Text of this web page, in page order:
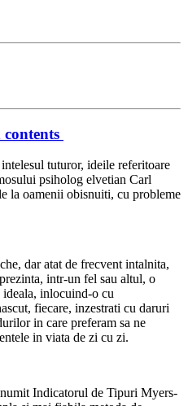
tuturor, ideile referitoare
psiholog elvetian Carl
la oamenii obisnuiti, cu probleme
dar atat de frecvent intalnita,
intr-un fel sau altul, o
ideala, inlocuind-o cu
fiecare, inzestrati cu daruri
in care preferam sa ne
in viata de zi cu zi.
Indicatorul de Tipuri Myers-